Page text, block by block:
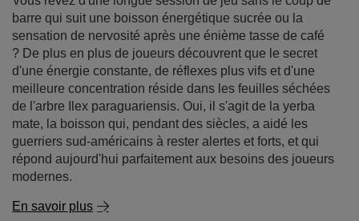
guerriers sud-américains à rester alertes et forts, et qui
répond aujourd'hui parfaitement aux besoins des joueurs
modernes.
En savoir plus